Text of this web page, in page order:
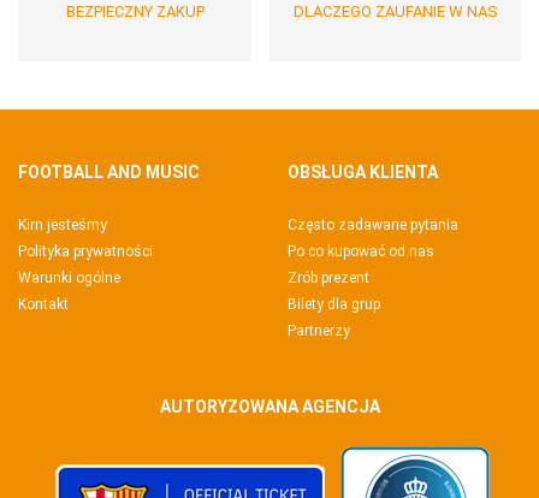
BEZPIECZNY ZAKUP DLACZEGO ZAUFANIE W NAS
FOOTBALL AND MUSIC
Kim jesteśmy
Polityka prywatności
Warunki ogólne
Kontakt
OBSŁUGA KLIENTA
Często zadawane pytania
Po co kupować od nas
Zrób prezent
Bilety dla grup
Partnerzy
AUTORYZOWANA AGENCJA